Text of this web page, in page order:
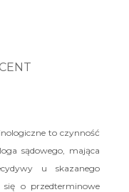
to czynność
sądowego, mająca
u skazanego
się o przedterminowe